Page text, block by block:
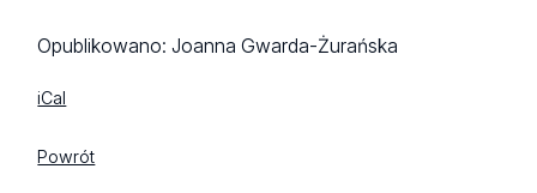
Opublikowano:Joanna Gwarda-Żurańska
iCal
Powrót